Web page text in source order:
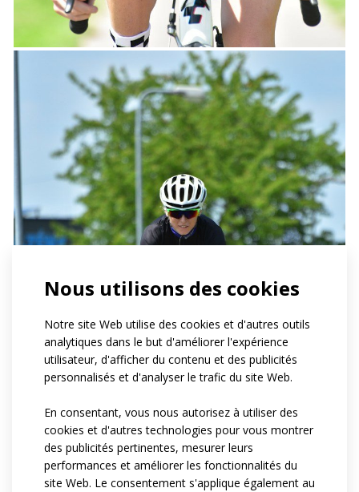
Nous utilisons des cookies
Notre site Web utilise des cookies et d'autres outils
analytiques dans le but d'améliorer l'expérience
utilisateur, d'afficher du contenu et des publicités
personnalisés et d'analyser le trafic du site Web.
En consentant, vous nous autorisez à utiliser des
cookies et d'autres technologies pour vous montrer
des publicités pertinentes, mesurer leurs
performances et améliorer les fonctionnalités du
site Web. Le consentement s'applique également au